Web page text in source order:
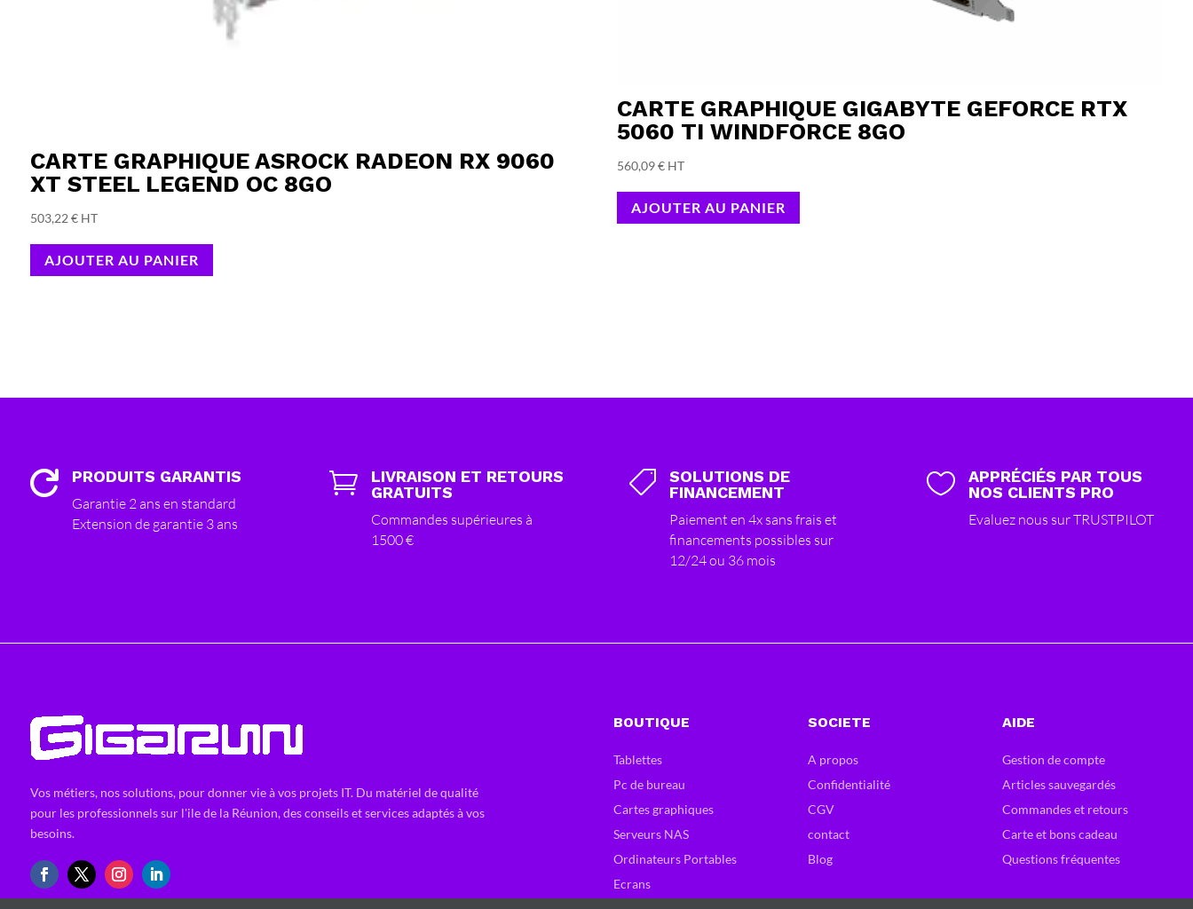
CARTE GRAPHIQUE ASROCK RADEON RX 9060
XT STEEL LEGEND OC 8GO
503,22 € HT
AJOUTER AU PANIER
CARTE GRAPHIQUE GIGABYTE GEFORCE RTX
5060 TI WINDFORCE 8GO
560,09€ HT
AJOUTER AU PANIER
 PRODUITS GARANTIS
Garantie 2 ans en standard
Extension de garantie 3 ans

LIVRAISON ET RETOURS
GRATUITS
Commandes supérieures à
1500 €

SOLUTIONS DE
FINANCEMENT
Paiement en 4x sans frais et
financements possibles sur
12/24 ou 36 mois

APPRÉCIÉS PAR TOUS
NOS CLIENTS PRO
Evaluez nous sur TRUSTPILOT
Vos métiers, nos solutions, pour donner vie à vos projets IT. Du matériel de qualité
pour les professionnels sur l'ile de la Réunion, des conseils et services adaptés à vos
besoins.
BOUTIQUE
Tablettes
Pc de bureau
Cartes graphiques
Serveurs NAS
Ordinateurs Portables
Ecrans
SOCIETE
A propos
Confidentialité
CGV
contact
Blog
AIDE
Gestion de compte
Articles sauvegardés
Commandes et retours
Carte et bons cadeau
Questions fréquentes